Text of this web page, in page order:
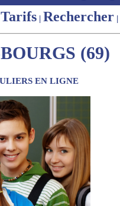
Tarifs | Rechercher |
(69)
EN LIGNE